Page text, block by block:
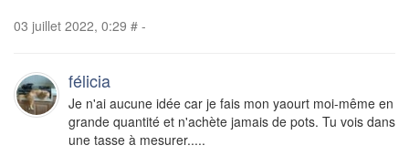
03 juillet 2022, 0:29 # -
félicia
Je n'ai aucune idée car je fais mon yaourt moi-même en
grande quantité et n'achète jamais de pots. Tu vois dans
une tasse à mesurer.....